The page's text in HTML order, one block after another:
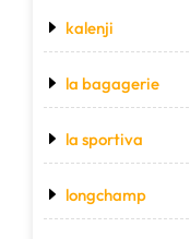
kalenji
la bagagerie
la sportiva
longchamp